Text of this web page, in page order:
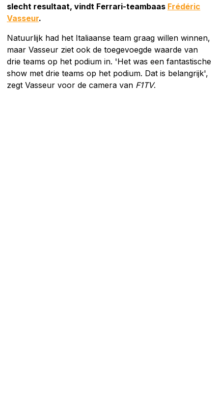
slecht resultaat, vindt Ferrari-teambaas Frédéric
Vasseur.
Natuurlijk had het Italiaanse team graag willen winnen,
maar Vasseur ziet ook de toegevoegde waarde van
drie teams op het podium in. 'Het was een fantastische
show met drie teams op het podium. Dat is belangrijk',
zegt Vasseur voor de camera van F1TV.